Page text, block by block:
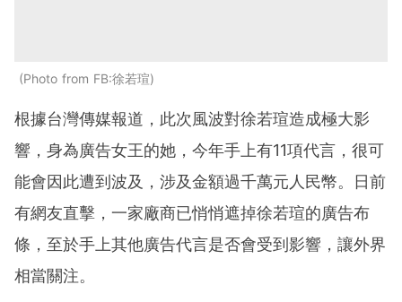
Photo from FB:徐若瑄
根據台灣傳媒報道，此次風波對徐若瑄造成極大影
響，身為廣告女王的她，今年手上有11項代言，很可
能會因此遭到波及，涉及金額過千萬元人民幣。日前
有網友直擊，一家廠商已悄悄遮掉徐若瑄的廣告布
條，至於手上其他廣告代言是否會受到影響，讓外界
相當關注。